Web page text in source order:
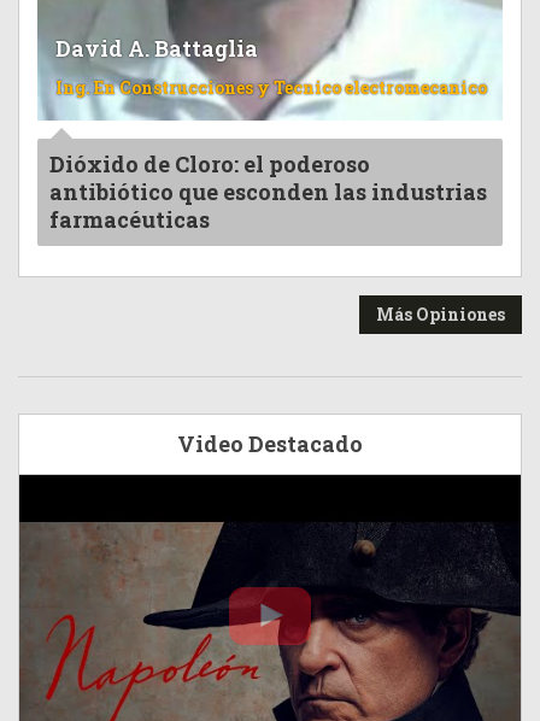
David A. Battaglia
Ing. En Construcciones y Tecnico electromecanico
Dióxido de Cloro: el poderoso
antibiótico que esconden las industrias
farmacéuticas
Más Opiniones
Video Destacado